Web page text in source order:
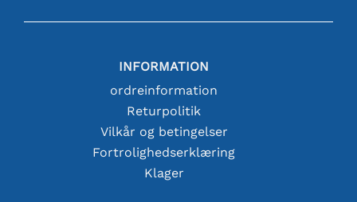
INFORMATION
ordreinformation
Returpolitik
Vilkår og betingelser
Fortrolighedserklæring
Klager